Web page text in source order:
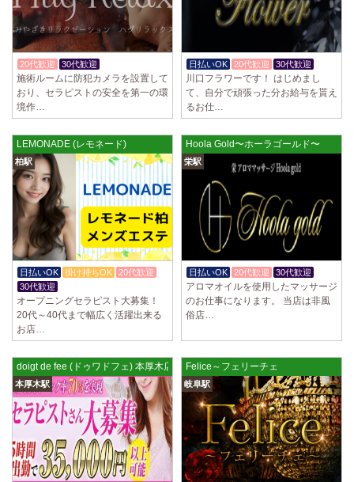
やる気のあるセラピスト大募集！ 「本気で稼ぎたい！」「もっと人気セ
ラピストになりたい！」 そんなあなたを全力でサポートします…
2025/03/31[八王子駅]
Diamond～ダイヤモンド～
只今NEW OPENにつきセラピストが不足しています！ 今後も新規出店が
続くため、一緒に働いてくれるセラピストを大募集します！ 女性…
2025/03/29[自由が丘駅]
LIVSPA (リブスパ) 自由が丘ルーム
当店の募集は嘘偽り等なく、記載通りにしっかりお給料をお支払いさせ
ていただきます。 とても働きやすいお店作りを心がけております…
2025/03/29[川崎駅]
LIVSPA (リブスパ) 川崎ルーム
当店の募集は嘘偽り等なく、記載通りにしっかりお給料をお支払いさせ
ていただきます。 とても働きやすいお店作りを心がけております…
2025/03/29
LIVSPA (リブスパ) 蒲田ルーム
当店の募集は嘘偽り等なく、記載通りにしっかりお給料をお支払いさせ
ていただきます。 とても働きやすいお店作りを心がけております…
2025/03/28[恵比寿駅]
大人の隠れ家 恵比寿ルーム
初めまして、大人の隠れ家の女店長です。 当店では業界の闇である講習
時のセクハラを撲滅するために女店長または在籍セラピストが講…
2025/03/28
[渋谷駅]
大人の隠れ家 渋谷ルーム
初めまして、大人の隠れ家の女店長です。 当店では業界の闇である講習
20代歓迎 30代歓迎
施術ルームに防犯カメラを設置して
おり、セラピストの安全を第一の環
境作…
日払いOK 20代歓迎 30代歓迎
川口フラワーです！ はじめまし
て、自分で頑張った分お給与を貰え
るお仕…
LEMONADE (レモネード)
柏駅
日払いOK 掛け持ちOK
20代歓迎
30代歓迎
オープニングセラピスト大募集！
20代～40代まで幅広く活躍出来る
お店…
Hoola Gold〜ホーラゴールド〜
栄駅
日払いOK 20代歓迎 30代歓迎
アロマオイルを使用したマッサージ
のお仕事になります。 当店は非風
俗店…
doigt de fee (ドゥワドフェ) 本厚木店
本厚木駅
Felice～フェリーチェ
岐阜駅